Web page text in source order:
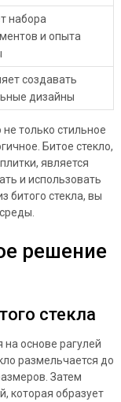
набора
и опыта
создавать
дизайны
не только стильное
Битое стекло,
является
и использовать
битого стекла, вы
решение
стекла
на основе рагулей
размельчается до
Затем
которая образует